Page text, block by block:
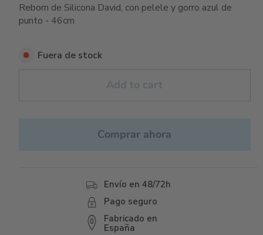
Reborn de Silicona David, con pelele y gorro azul de
punto - 46cm
Fuera de stock
Add to cart
Comprar ahora
Envío en 48/72h
Pago seguro
Fabricado en
España